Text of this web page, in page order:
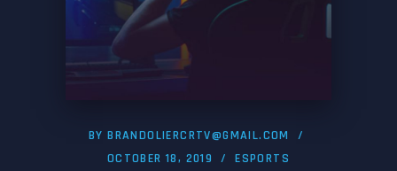
BYBRANDOLIERCRTV@GMAIL.COM
OCTOBER 18, 2019
ESPORTS